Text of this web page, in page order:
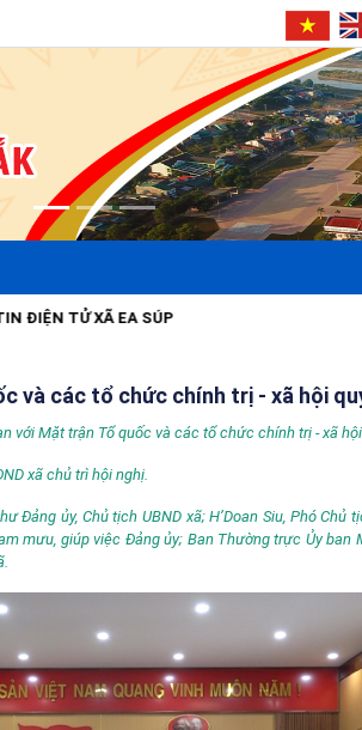
và các tổ chức chính trị - xã hội
với Mặt trận Tổ quốc và các tổ chức chính trị - xã
xã chủ trì hội nghị.
Đảng ủy, Chủ tịch UBND xã; H’Doan Siu, Phó Chủ
mưu, giúp việc Đảng ủy; Ban Thường trực Ủy ban